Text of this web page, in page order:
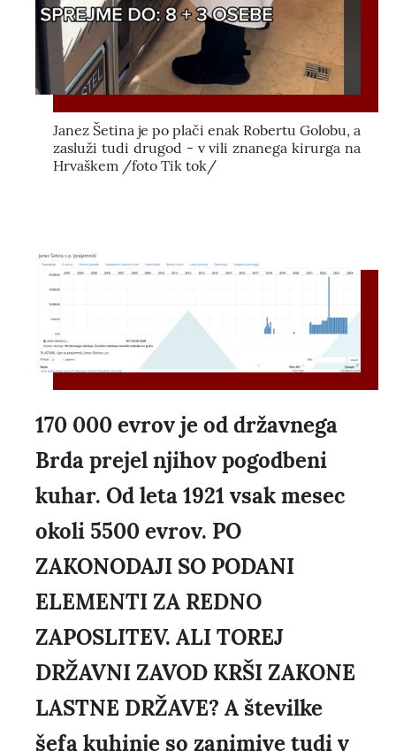
Janez Šetina je po plači enak Robertu Golobu, a
zasluži tudi drugod - v vili znanega kirurga na
Hrvaškem /foto Tik tok/
170 000 evrov je od državnega
Brda prejel njihov pogodbeni
kuhar. Od leta 1921 vsak mesec
okoli 5500 evrov. PO
ZAKONODAJI SO PODANI
ELEMENTI ZA REDNO
ZAPOSLITEV. ALI TOREJ
DRŽAVNI ZAVOD KRŠI ZAKONE
LASTNE DRŽAVE? A številke
šefa kuhinje so zanimive tudi v